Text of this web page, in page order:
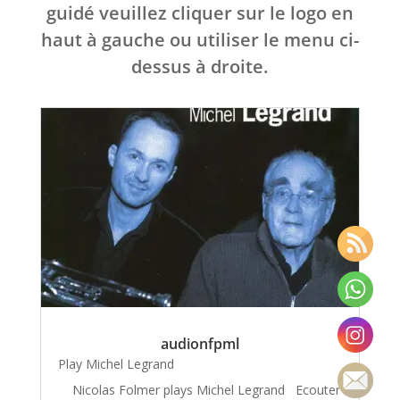
guidé veuillez cliquer sur le logo en
haut à gauche ou utiliser le menu ci-
dessus à droite.
audionfpml
Play Michel Legrand
Nicolas Folmer plays Michel Legrand Ecouter